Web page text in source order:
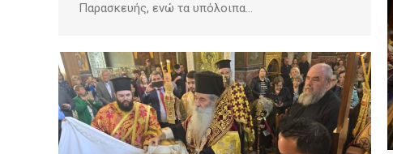
Παρασκευής, ενώ τα υπόλοιπα…